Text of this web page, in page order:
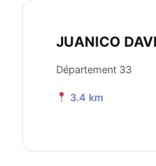
JUANICO
Département 33
3.4 km